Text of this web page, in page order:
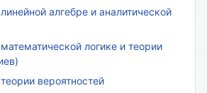
алгебре и аналитической
логике и теории
вероятностей